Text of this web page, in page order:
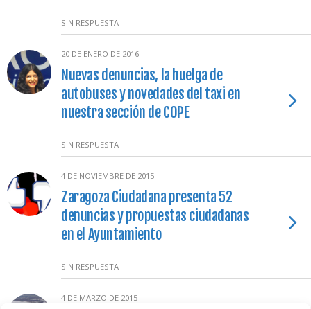
SIN RESPUESTA
20 DE ENERO DE 2016
Nuevas denuncias, la huelga de
autobuses y novedades del taxi en
nuestra sección de COPE
SIN RESPUESTA
4 DE NOVIEMBRE DE 2015
Zaragoza Ciudadana presenta 52
denuncias y propuestas ciudadanas
en el Ayuntamiento
SIN RESPUESTA
4 DE MARZO DE 2015